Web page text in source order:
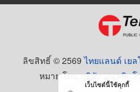
ลิขสิทธิ์ © 2569ไทยแลนด์ เยล
หมาย โดยบริษัท เทเลอิน
เว็บไซต์นี้ใช้คุกกี้